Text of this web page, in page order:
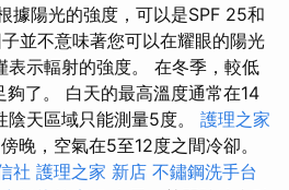
據陽光的強度，可以是SPF 25和
並不意味著您可以在耀眼的陽光
示輻射的強度。 在冬季，較低
夠了。 白天的最高溫度通常在14
天區域只能測量5度。 護理之家
傍晚，空氣在5至12度之間冷卻。
社 護理之家 新店 不鏽鋼洗手台